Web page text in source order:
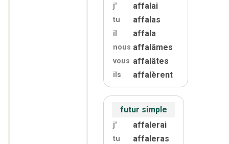
j' affalai
tu affalas
il affala
nous affalâmes
vous affalâtes
ils affalèrent
futur simple
j' affalerai
tu affaleras